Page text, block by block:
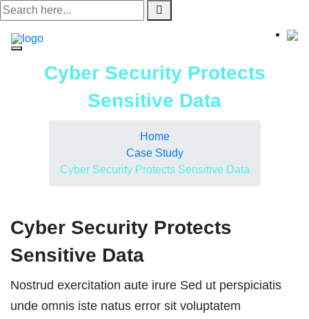
Skip
to
Cyber Security Protects
Sensitive Data
Home
Case Study
Cyber Security Protects Sensitive Data
Cyber Security Protects
Sensitive Data
Nostrud exercitation aute irure Sed ut perspiciatis
unde omnis iste natus error sit voluptatem